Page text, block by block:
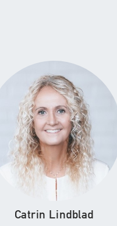
Catrin Lindblad